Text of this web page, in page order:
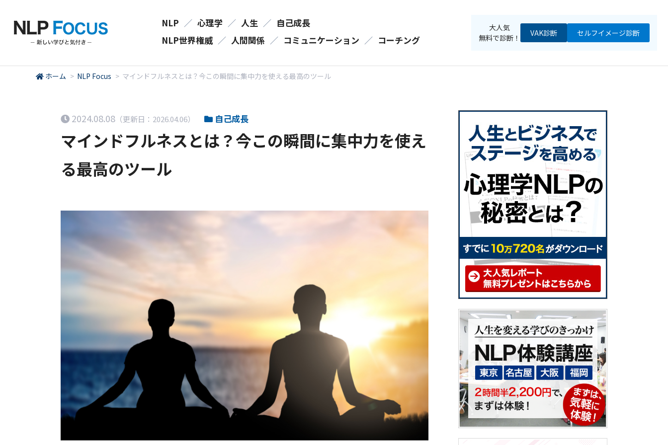
NLP ／ 心理学 ／ 人生 ／ 自己成長
NLP世界権威 ／ 人間関係 ／ コミュニケーション ／ コーチング
大人気
無料で診断！
VAK診断 セルフイメージ診断
ホーム > NLP Focus > マインドフルネスとは？今この瞬間に集中力を使える最高のツール
2024.08.08 （更新日：2026.04.06） 自己成長
マインドフルネスとは？今この瞬間に集中力を使え
る最高のツール